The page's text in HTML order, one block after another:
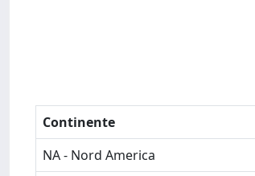
Continente
NA - Nord America